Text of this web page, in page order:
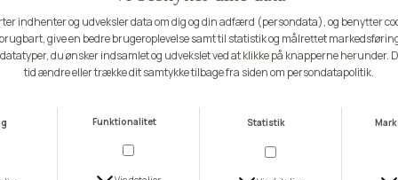
Andre ting du vil elske